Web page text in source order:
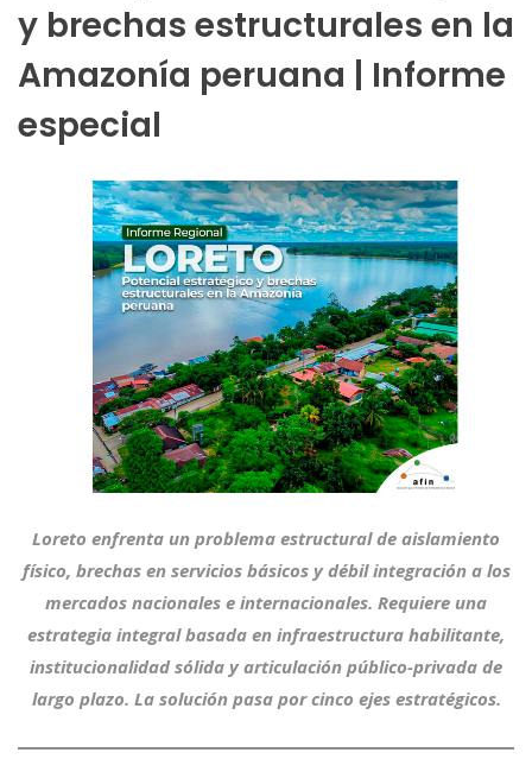
y brechas estructurales en la
Amazonía peruana | Informe
especial
Loreto enfrenta un problema estructural de aislamiento
físico, brechas en servicios básicos y débil integración a los
mercados nacionales e internacionales. Requiere una
estrategia integral basada en infraestructura habilitante,
institucionalidad sólida y articulación público-privada de
largo plazo. La solución pasa por cinco ejes estratégicos.